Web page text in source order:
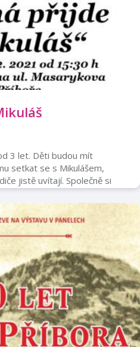
3 let. Děti budou mít
setkat se s Mikulášem,
jistě uvítají. Společně si
vytvoříme vánoční
předvést básničku,
dítě dostane od
zajištěn - vstupné
ZDARMA - ostatní 40,- Kč
se přihlásit a zajistit si
...